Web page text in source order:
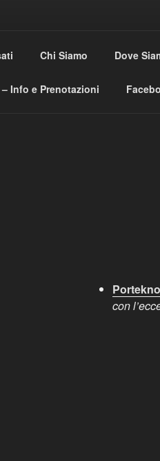
CLUB
Chi Siamo Dove
Info e Prenotazioni
Portekno
con